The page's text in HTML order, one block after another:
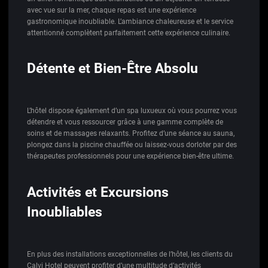
avec vue sur la mer, chaque repas est une expérience
gastronomique inoubliable. L’ambiance chaleureuse et le service
attentionné complètent parfaitement cette expérience culinaire.
Détente et Bien-Être Absolu
L’hôtel dispose également d’un spa luxueux où vous pourrez vous
détendre et vous ressourcer grâce à une gamme complète de
soins et de massages relaxants. Profitez d’une séance au sauna,
plongez dans la piscine chauffée ou laissez-vous dorloter par des
thérapeutes professionnels pour une expérience bien-être ultime.
Activités et Excursions
Inoubliables
En plus des installations exceptionnelles de l’hôtel, les clients du
Calvi Hotel peuvent profiter d’une multitude d’activités